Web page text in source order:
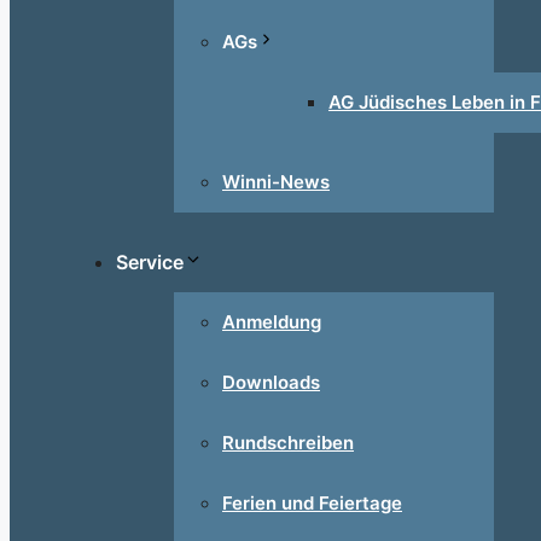
AGs
AG Jüdisches Leben in
Winni-News
Service
Anmeldung
Downloads
Rundschreiben
Ferien und Feiertage